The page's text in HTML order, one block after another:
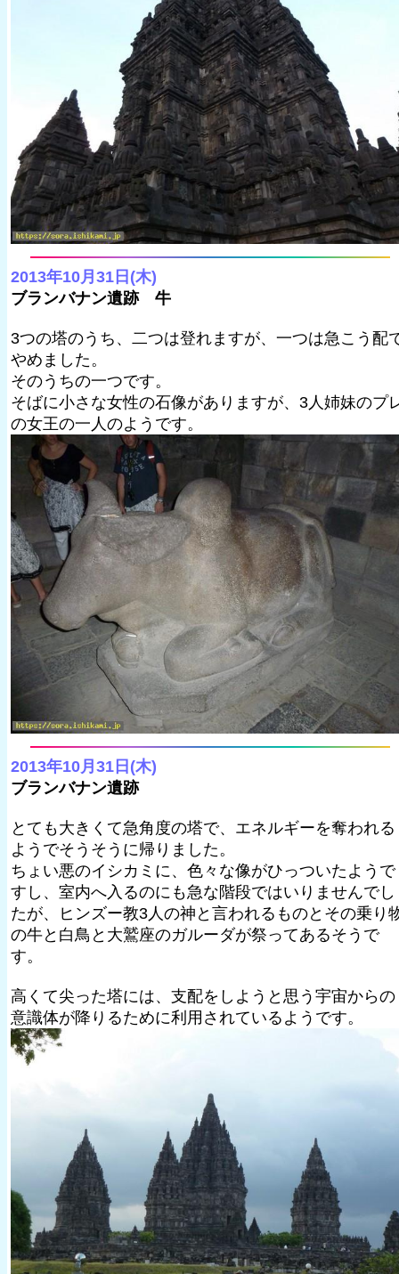
2013年10月31日(木)
ブランバナン遺跡 牛
3つの塔のうち、二つは登れますが、一つは急こう配
やめました。
そのうちの一つです。
そばに小さな女性の石像がありますが、3人姉妹のプ
の女王の一人のようです。
2013年10月31日(木)
ブランバナン遺跡
とても大きくて急角度の塔で、エネルギーを奪われる
ようでそうそうに帰りました。
ちょい悪のイシカミに、色々な像がひっついたようで
すし、室内へ入るのにも急な階段ではいりませんでし
たが、ヒンズー教3人の神と言われるものとその乗り
の牛と白鳥と大鷲座のガルーダが祭ってあるそうで
す。
高くて尖った塔には、支配をしようと思う宇宙からの
意識体が降りるために利用されているようです。